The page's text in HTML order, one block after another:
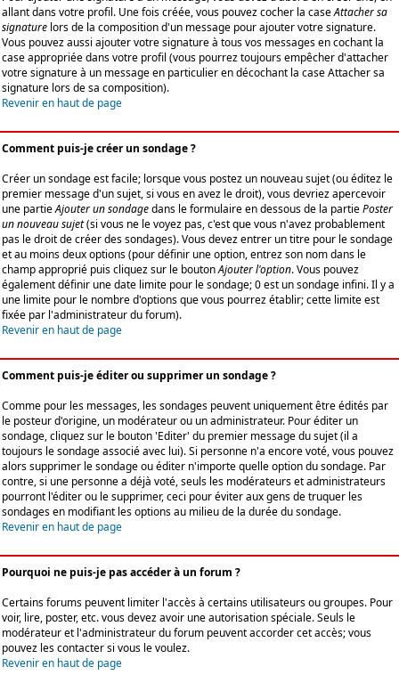
allant dans votre profil. Une fois créée, vous pouvez cocher la caseAttacher sa
signature lors de la composition d'un message pour ajouter votre signature.
Vous pouvez aussi ajouter votre signature à tous vos messages en cochant la
case appropriée dans votre profil (vous pourrez toujours empêcher d'attacher
votre signature à un message en particulier en décochant la case Attacher sa
signature lors de sa composition).
Revenir en haut de page
Comment puis-je créer un sondage ?
Créer un sondage est facile; lorsque vous postez un nouveau sujet (ou éditez le
premier message d'un sujet, si vous en avez le droit), vous devriez apercevoir
une partieAjouter un sondagedans le formulaire en dessous de la partiePoster
un nouveau sujet(si vous ne le voyez pas, c'est que vous n'avez probablement
pas le droit de créer des sondages). Vous devez entrer un titre pour le sondage
et au moins deux options (pour définir une option, entrez son nom dans le
champ approprié puis cliquez sur le boutonAjouter l'option. Vous pouvez
également définir une date limite pour le sondage; 0 est un sondage infini. Il y a
une limite pour le nombre d'options que vous pourrez établir; cette limite est
fixée par l'administrateur du forum).
Revenir en haut de page
Comment puis-je éditer ou supprimer un sondage ?
Comme pour les messages, les sondages peuvent uniquement être édités par
le posteur d'origine, un modérateur ou un administrateur. Pour éditer un
sondage, cliquez sur le bouton 'Editer' du premier message du sujet (il a
toujours le sondage associé avec lui). Si personne n'a encore voté, vous pouvez
alors supprimer le sondage ou éditer n'importe quelle option du sondage. Par
contre, si une personne a déjà voté, seuls les modérateurs et administrateurs
pourront l'éditer ou le supprimer, ceci pour éviter aux gens de truquer les
sondages en modifiant les options au milieu de la durée du sondage.
Revenir en haut de page
Pourquoi ne puis-je pas accéder à un forum ?
Certains forums peuvent limiter l'accès à certains utilisateurs ou groupes. Pour
voir, lire, poster, etc. vous devez avoir une autorisation spéciale. Seuls le
modérateur et l'administrateur du forum peuvent accorder cet accès; vous
pouvez les contacter si vous le voulez.
Revenir en haut de page